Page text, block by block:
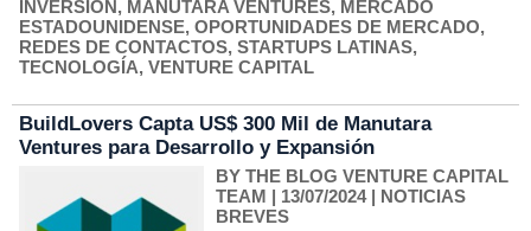
INVERSIÓN, MANUTARA VENTURES, MERCADO
ESTADOUNIDENSE, OPORTUNIDADES DE MERCADO,
REDES DE CONTACTOS, STARTUPS LATINAS,
TECNOLOGÍA, VENTURE CAPITAL
BuildLovers Capta US$ 300 Mil de Manutara
Ventures para Desarrollo y Expansión
BY THE BLOG VENTURE CAPITAL
TEAM | 13/07/2024| NOTICIAS
BREVES